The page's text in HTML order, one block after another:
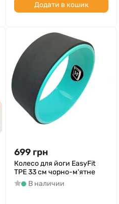
Додати в кошик
699 грн
Колесо для йоги EasyFit
TPE 33 см чорно-м'ятне
В наличии